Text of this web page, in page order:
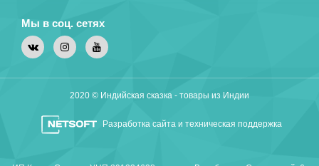
Мы в соц. сетях
Разработка сайта и техническая поддержка
2020 © Индийская сказка - товары из Индии